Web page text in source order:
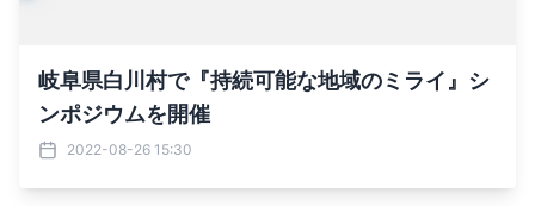
岐阜県白川村で『持続可能な地域のミライ』シ
ンポジウムを開催
2022-08-26 15:30